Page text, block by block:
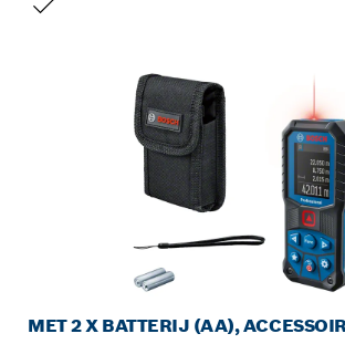
MET 2 X BATTERIJ (AA),